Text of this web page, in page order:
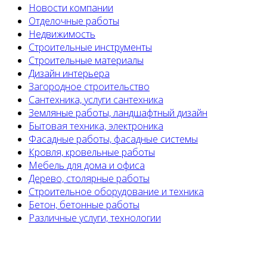
Новости компании
Отделочные работы
Недвижимость
Строительные инструменты
Строительные материалы
Дизайн интерьера
Загородное строительство
Сантехника, услуги сантехника
Земляные работы, ландшафтный дизайн
Бытовая техника, электроника
Фасадные работы, фасадные системы
Кровля, кровельные работы
Мебель для дома и офиса
Дерево, столярные работы
Строительное оборудование и техника
Бетон, бетонные работы
Различные услуги, технологии